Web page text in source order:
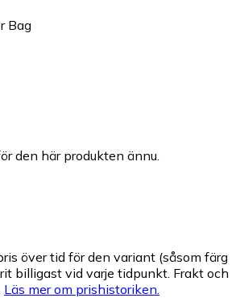
Bag
den här produkten ännu.
över tid för den variant (såsom färg
billigast vid varje tidpunkt. Frakt och
Läs mer om prishistoriken.